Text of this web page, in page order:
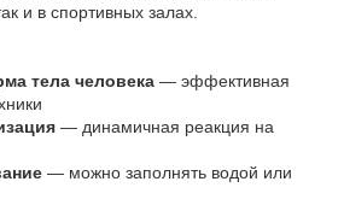
и в спортивных залах.
тела человека — эффективная
— динамичная реакция на
— можно заполнять водой или